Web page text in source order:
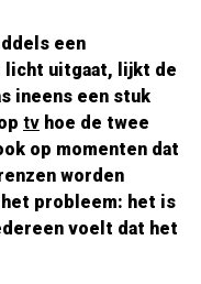
een
licht uitgaat, lijkt de
ineens een stuk
tv hoe de twee
op momenten dat
worden
probleem: het is
voelt dat het